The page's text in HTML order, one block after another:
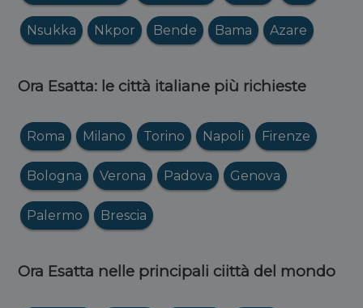
Nsukka Nkpor Bende Bama Azare
Ora Esatta: le città italiane più richieste
Roma Milano Torino Napoli Firenze
Bologna Verona Padova Genova
Palermo Brescia
Ora Esatta nelle principali ciittà del mondo